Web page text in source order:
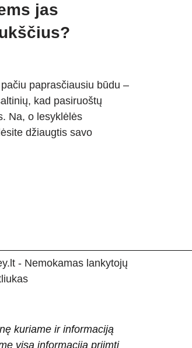
jas
paprasčiausiu būdu –
kad pasiruoštų
Na, o lesyklėlės
džiaugtis savo
kuriame ir informaciją
visą informaciją priimti